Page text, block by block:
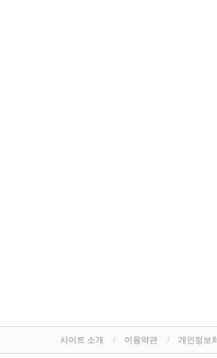
사이트 소개 이용약관 개인정보